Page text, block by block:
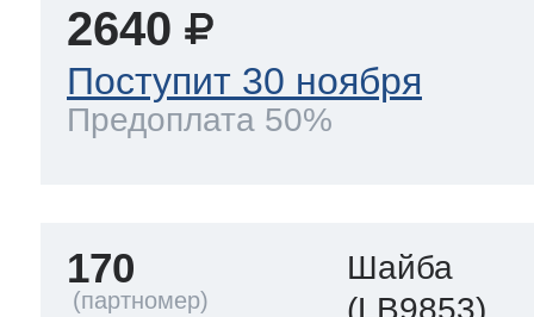
2640
Поступит 30 ноября
Предоплата 50%
170
Шайба
(LB9853)